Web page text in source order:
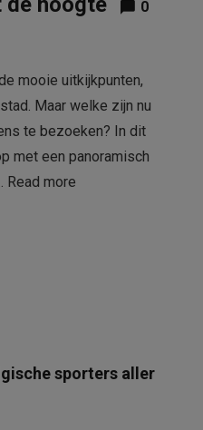
0
mooie uitkijkpunten,
Maar welke zijn nu
te bezoeken? In dit
met een panoramisch
Read more
sporters aller